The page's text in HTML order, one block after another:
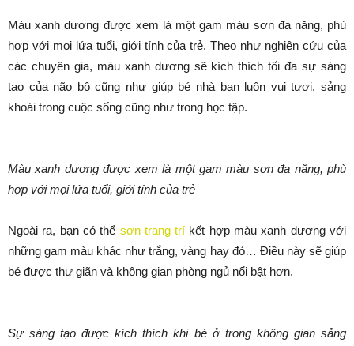
Màu xanh dương được xem là một gam màu sơn đa năng, phù
hợp với mọi lứa tuổi, giới tính của trẻ. Theo như nghiên cứu của
các chuyên gia, màu xanh dương sẽ kích thích tối đa sự sáng
tạo của não bộ cũng như giúp bé nhà bạn luôn vui tươi, sảng
khoái trong cuộc sống cũng như trong học tập.
Màu xanh dương được xem là một gam màu sơn đa năng, phù
hợp với mọi lứa tuổi, giới tính của trẻ
Ngoài ra, bạn có thể sơn trang trí kết hợp màu xanh dương với
những gam màu khác như trắng, vàng hay đỏ… Điều này sẽ giúp
bé được thư giãn và không gian phòng ngủ nổi bật hơn.
Sự sáng tạo được kích thích khi bé ở trong không gian sảng